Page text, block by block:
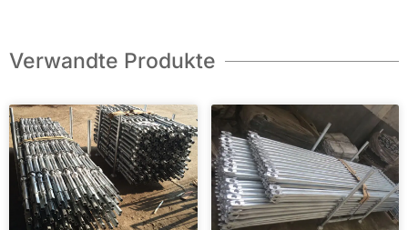
Verwandte Produkte